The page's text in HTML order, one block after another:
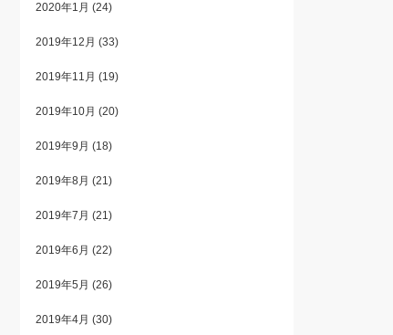
2020年1月 (24)
2019年12月 (33)
2019年11月 (19)
2019年10月 (20)
2019年9月 (18)
2019年8月 (21)
2019年7月 (21)
2019年6月 (22)
2019年5月 (26)
2019年4月 (30)